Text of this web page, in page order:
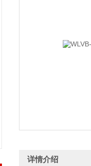
详情介绍